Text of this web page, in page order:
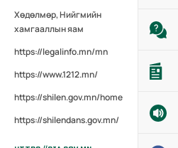
Хөдөлмөр, Нийгмийн
хамгааллын яам
https://legalinfo.mn/mn
https://www.1212.mn/
https://shilen.gov.mn/home
https://shilendans.gov.mn/